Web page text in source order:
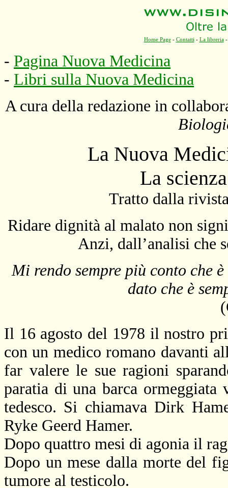
Home Page- Contatti - La libreria
- Pagina Nuova Medicina
- Libri sulla Nuova Medicina
A cura della redazione in
La Nuova
La
Tratto dalla
Ridare dignità al malato non
Anzi, dall’analisi che
Mi rendo sempre più conto che
dato che è
Il 16 agosto del 1978 il nostro
con un medico romano davanti
far valere le sue ragioni
paratia di una barca ormeggiata
tedesco. Si chiamava Dirk
Ryke Geerd Hamer.
Dopo quattro mesi di agonia il
Dopo un mese dalla morte del
tumore al testicolo.